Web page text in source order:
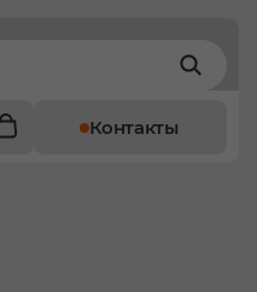
Контакты